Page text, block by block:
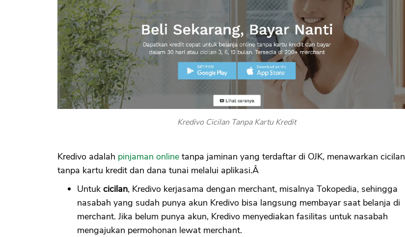
Kredivo Cicilan Tanpa Kartu Kredit
Kredivo adalah pinjaman online tanpa jaminan yang terdaftar di OJK, menawarkan cicilan
tanpa kartu kredit dan dana tunai melalui aplikasi.Â
Untuk cicilan, Kredivo kerjasama dengan merchant, misalnya Tokopedia, sehingga
nasabah yang sudah punya akun Kredivo bisa langsung membayar saat belanja di
merchant. Jika belum punya akun, Kredivo menyediakan fasilitas untuk nasabah
mengajukan permohonan lewat merchant.